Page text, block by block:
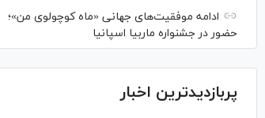
ادامه موفقیت‌های جهانی «ماه کوچولوی من»؛
حضور در جشنواره ماربیا اسپانیا
پربازدیدترین اخبار